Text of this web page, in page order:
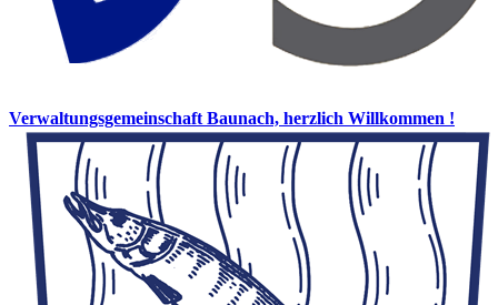
Verwaltungsgemeinschaft Baunach, herzlich Willkommen !